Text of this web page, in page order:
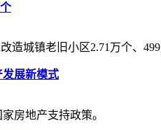
造城镇老旧小区2.71万个、
展新模式
房地产支持政策。